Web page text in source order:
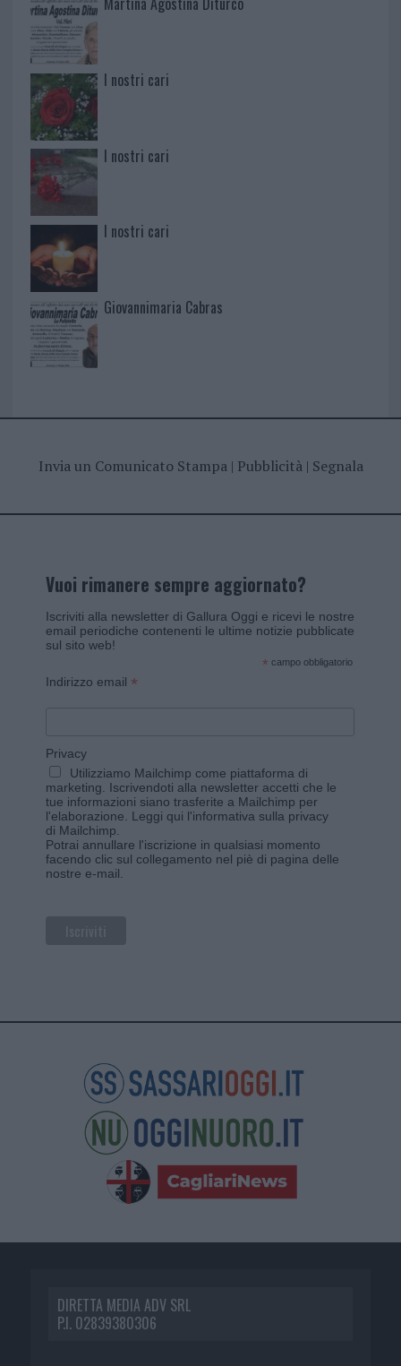
I nostri cari
I nostri cari
I nostri cari
Giovannimaria Cabras
Invia un Comunicato Stampa| Pubblicità| Segnala
Vuoi rimanere sempre aggiornato?
Iscriviti alla newsletter di Gallura Oggi e ricevi le nostre
email periodiche contenenti le ultime notizie pubblicate
sul sito web!
* campo obbligatorio
Indirizzo email *
Privacy
Utilizziamo Mailchimp come piattaforma di
marketing. Iscrivendoti alla newsletter accetti che le
tue informazioni siano trasferite a Mailchimp per
l'elaborazione. Leggi qui l'informativa sulla privacy
di Mailchimp
Potrai annullare l'iscrizione in qualsiasi momento
facendo clic sul collegamento nel piè di pagina delle
nostre e-mail.
DIRETTA MEDIA ADV SRL
P.I. 02839380306